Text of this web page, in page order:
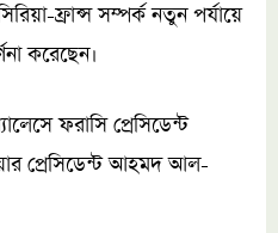
ফ্রান্স সম্পর্ক নতুন পর্যায়ে
করেছেন।
ফরাসি প্রেসিডেন্ট
প্রেসিডেন্ট আহমদ আল-